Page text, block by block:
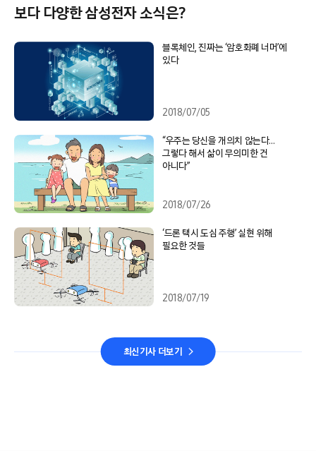
보다 다양한 삼성전자 소식은?
블록체인, 진짜는 ‘암호화폐 너머’에
있다
2018/07/05
“우주는 당신을 개의치 않는다…
그렇다 해서 삶이 무의미한 건
아니다”
2018/07/26
‘드론 택시 도심 주행’ 실현 위해
필요한 것들
2018/07/19
최신기사 더보기